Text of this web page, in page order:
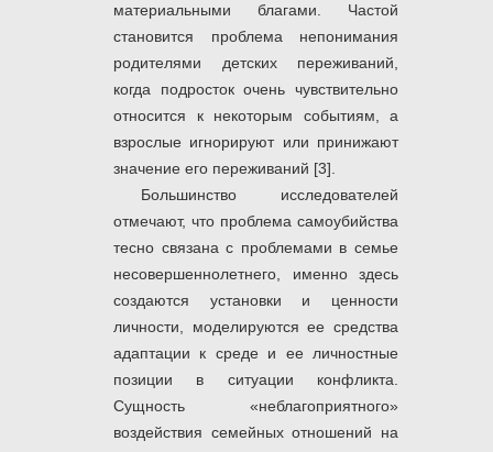
материальными благами. Частой
становится проблема непонимания
родителями детских переживаний,
когда подросток очень чувствительно
относится к некоторым событиям, а
взрослые игнорируют или принижают
значение его переживаний [3].
Большинство исследователей
отмечают, что проблема самоубийства
тесно связана с проблемами в семье
несовершеннолетнего, именно здесь
создаются установки и ценности
личности, моделируются ее средства
адаптации к среде и ее личностные
позиции в ситуации конфликта.
Сущность «неблагоприятного»
воздействия семейных отношений на